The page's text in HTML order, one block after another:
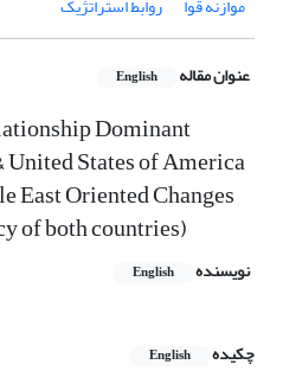
موازنه قوا روابط استراتژیک
عنوان مقاله English
Dominant
States of America
East Oriented Changes
of both countries)
نویسنده English
چکیده
English